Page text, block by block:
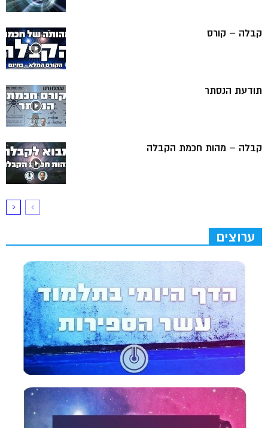
קבלה – קורס
תודעת הנסתר
קבלה – מהות חכמת הקבלה
ערוצים